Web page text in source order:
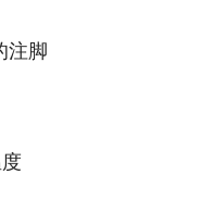
注脚